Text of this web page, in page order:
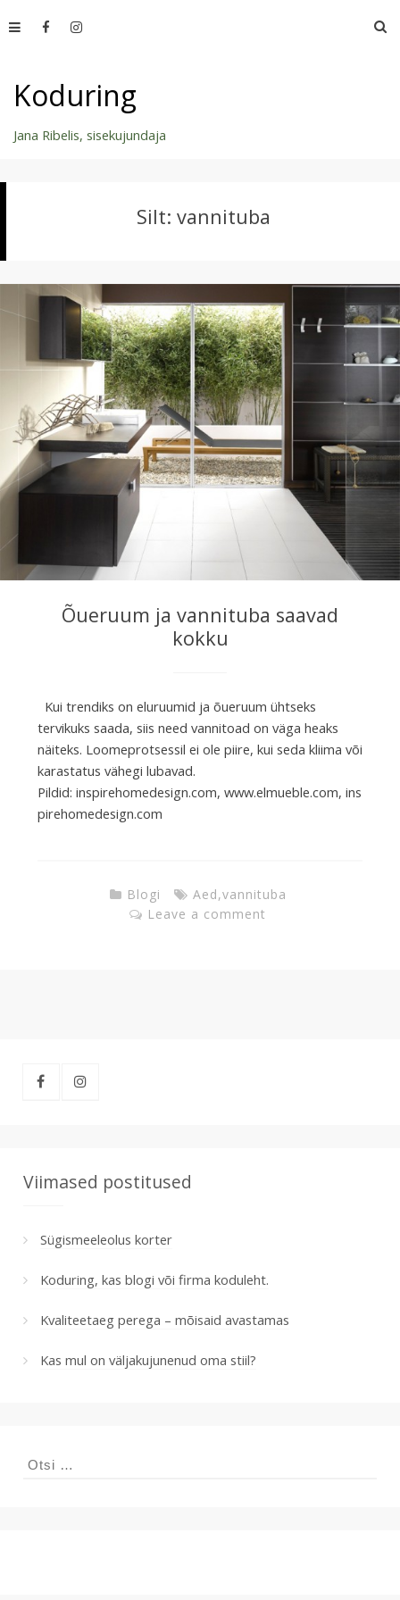
to
Koduring
Jana Ribelis, sisekujundaja
Silt: vannituba
Õueruum ja vannituba saavad
kokku
Kui trendiks on eluruumid ja õueruum ühtseks
tervikuks saada, siis need vannitoad on väga heaks
näiteks. Loomeprotsessil ei ole piire, kui seda kliima või
karastatus vähegi lubavad.
Pildid: inspirehomedesign.com, www.elmueble.com, ins
pirehomedesign.com
Blogi Aed,vannituba
Leave a comment
Viimased postitused
Sügismeeleolus korter
Koduring, kas blogi või firma koduleht.
Kvaliteetaeg perega – mõisaid avastamas
Kas mul on väljakujunenud oma stiil?
Otsi: